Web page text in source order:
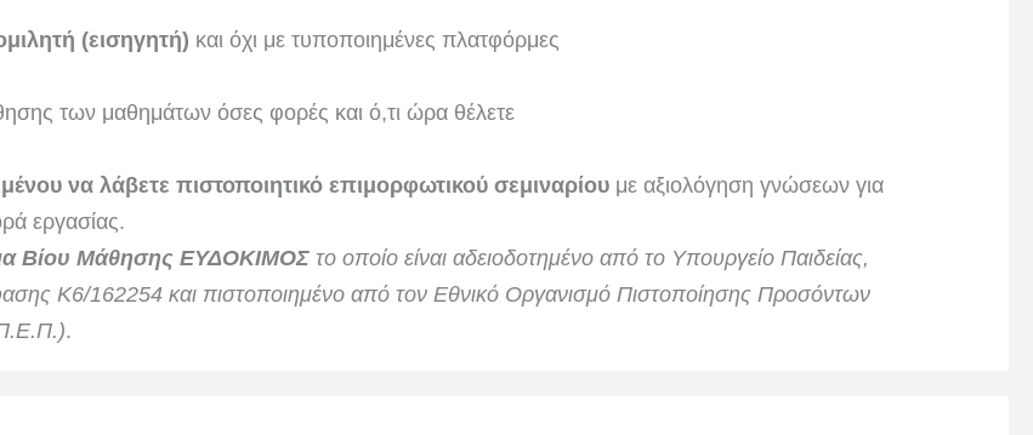
(εισηγητή) και όχι με τυποποιημένες πλατφόρμες
των μαθημάτων όσες φορές και ό,τι ώρα θέλετε
να λάβετε πιστοποιητικό επιμορφωτικού σεμιναρίου με αξιολόγηση γνώσεων για
εργασίας.
Βίου Μάθησης ΕΥΔΟΚΙΜΟΣ το οποίο είναι αδειοδοτημένο από το Υπουργείο Παιδείας,
Κ6/162254 και πιστοποιημένο από τον Εθνικό Οργανισμό Πιστοποίησης Προσόντων
.